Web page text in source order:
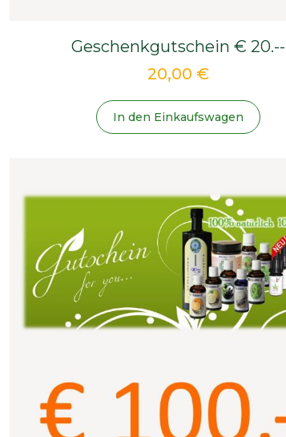
Geschenkgutschein € 20.--
20,00 €
In den Einkaufswagen